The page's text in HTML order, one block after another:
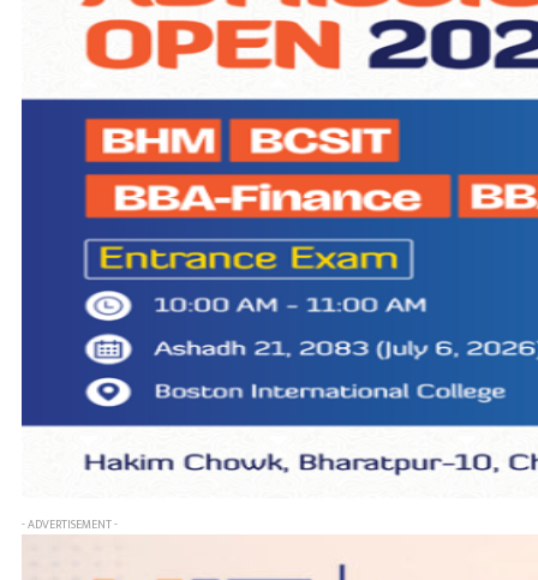
- ADVERTISEMENT -